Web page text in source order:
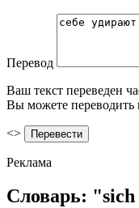
Перевод
Ваш текст переведен
Вы можете переводить
<>
Реклама
Словарь: